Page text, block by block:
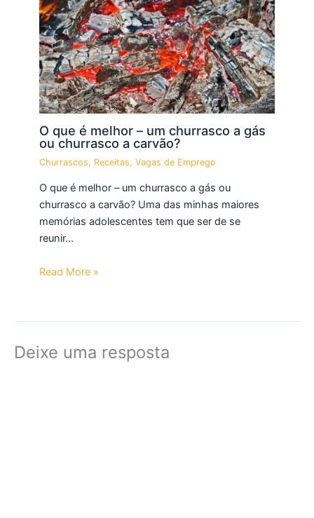
O que é melhor – um churrasco a gás
ou churrasco a carvão?
Churrascos, Receitas,Vagas de Emprego
O que é melhor – um churrasco a gás ou
churrasco a carvão? Uma das minhas maiores
memórias adolescentes tem que ser de se
reunir…
Read More »
Deixe uma resposta